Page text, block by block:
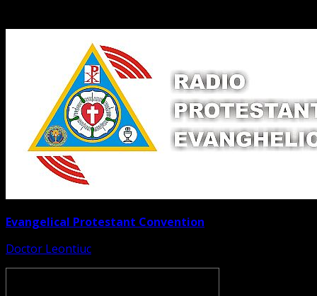
Evangelical Protestant Convention
Doctor Leontiuc